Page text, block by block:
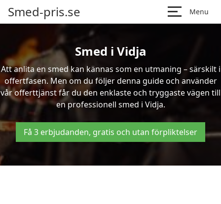
Smed-pris.se Menu
Smed i Vidja
Att anlita en smed kan kännas som en utmaning – särskilt i
offertfasen. Men om du följer denna guide och använder
vår offerttjänst får du den enklaste och tryggaste vägen till
en professionell smed i Vidja.
Få 3 erbjudanden, gratis och utan förpliktelser